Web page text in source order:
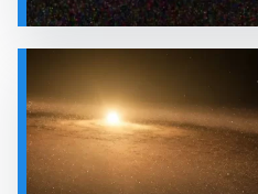
SVEMIR